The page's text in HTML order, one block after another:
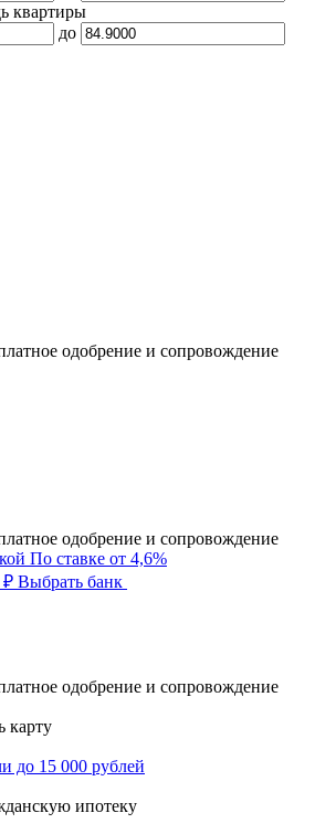
квартиры
до
одобрение и сопровождение
одобрение и сопровождение
По ставке от 4,6%
₽ Выбрать банк
одобрение и сопровождение
карту
до 15 000 рублей
ипотеку